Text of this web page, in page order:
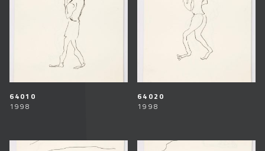
64010
1998
64020
1998